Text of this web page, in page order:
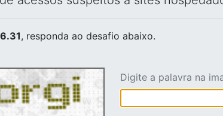
, responda ao desafio abaixo.
Digite a palavra na